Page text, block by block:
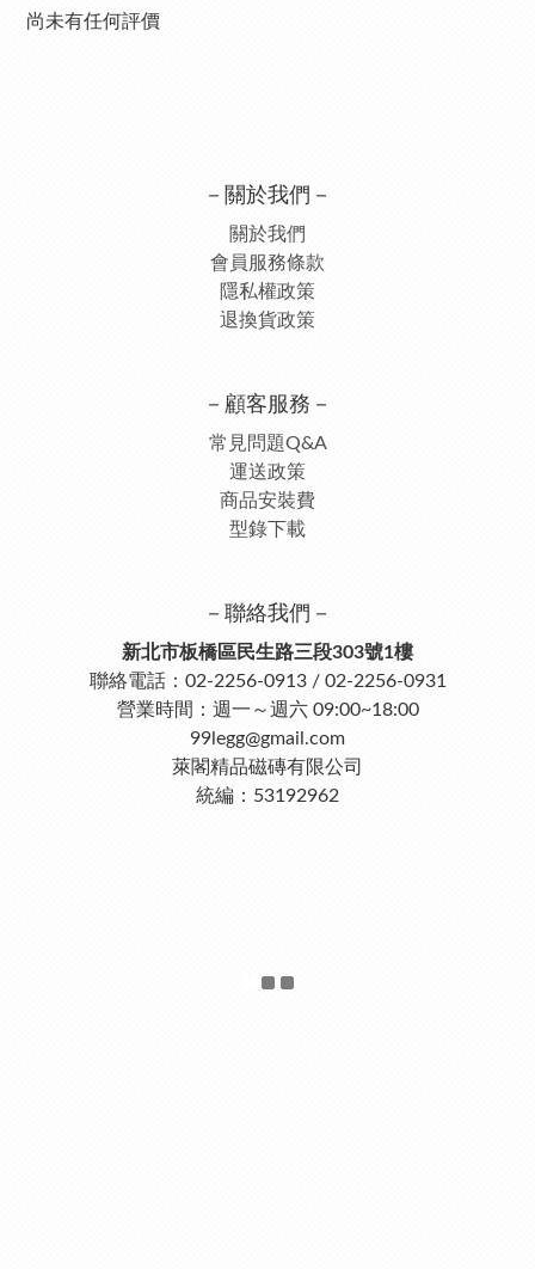
尚未有任何評價
－關於我們－
關於我們
會員服務條款
隱私權政策
退換貨政策
－顧客服務－
常見問題Q&A
運送政策
商品安裝費
型錄下載
－聯絡我們－
新北市板橋區民生路三段303號1樓
聯絡電話：02-2256-0913 / 02-2256-0931
營業時間：週一～週六 09:00~18:00
99legg@gmail.com
萊閣精品磁磚有限公司
統編：53192962